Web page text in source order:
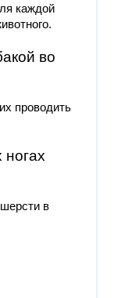
каждой
во
проводить
в